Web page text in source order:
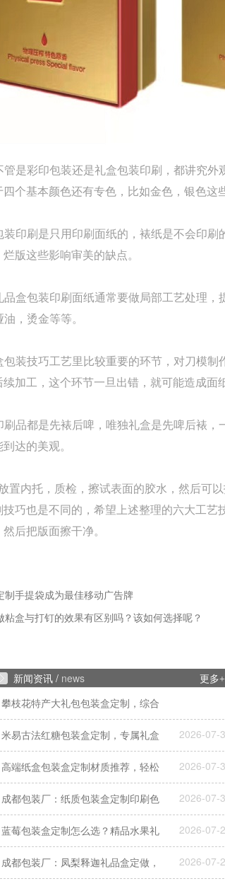
是彩印包装还是礼盒包装印刷，都讲究
个基本颜色还有专色，比如金色，银色这
印刷是只用印刷面纸的，裱纸是不会印
版这些影响审美的缺点。
盒包装印刷面纸通常要做局部工艺处理
，烫金等等。
装技巧工艺里比较重要的环节，对刀模
加工，这个环节一旦出错，就可能造成面
品都是先裱后啤，唯独礼盒是先啤后裱
达的美观。
置内托，质检，擦试表面的胶水，然后可
巧也是不同的，希望上述整理的六大工
后把版面擦干净。
制手提袋成为最佳移动广告牌
粘盒与打钉的效果有区别吗？该如何选择呢？
新闻资讯 / news 更多+
攀枝花特产大礼包包装盒定制，综合
2026-07-
米易古法红糖包装盒定制，专属礼盒
2026-07-
高端纸盒包装盒定制材质推荐，轻松
2026-07-
成都包装厂：纸质包装盒定制印刷色
2026-07-
蓝莓包装盒定制怎么选？精品水果礼
2026-07-
成都包装厂：凤梨释迦礼品盒定做，